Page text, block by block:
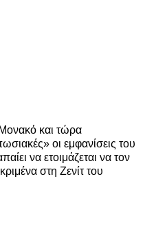
και τώρα
οι εμφανίσεις του
να ετοιμάζεται να τον
στη Ζενίτ του